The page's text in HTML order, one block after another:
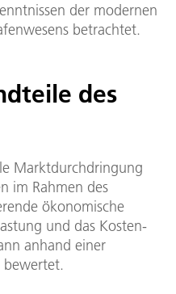
der modernen
betrachtet.
des
Marktdurchdringung
im Rahmen des
ökonomische
und das Kosten-
anhand einer
bewertet.